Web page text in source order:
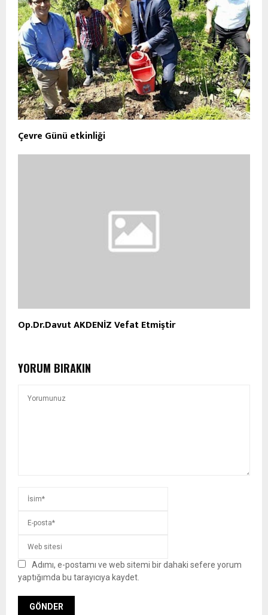
Çevre Günü etkinliği
Op.Dr.Davut AKDENİZ Vefat Etmiştir
YORUM BIRAKIN
Adımı, e-postamı ve web sitemi bir dahaki sefere yorum
yaptığımda bu tarayıcıya kaydet.